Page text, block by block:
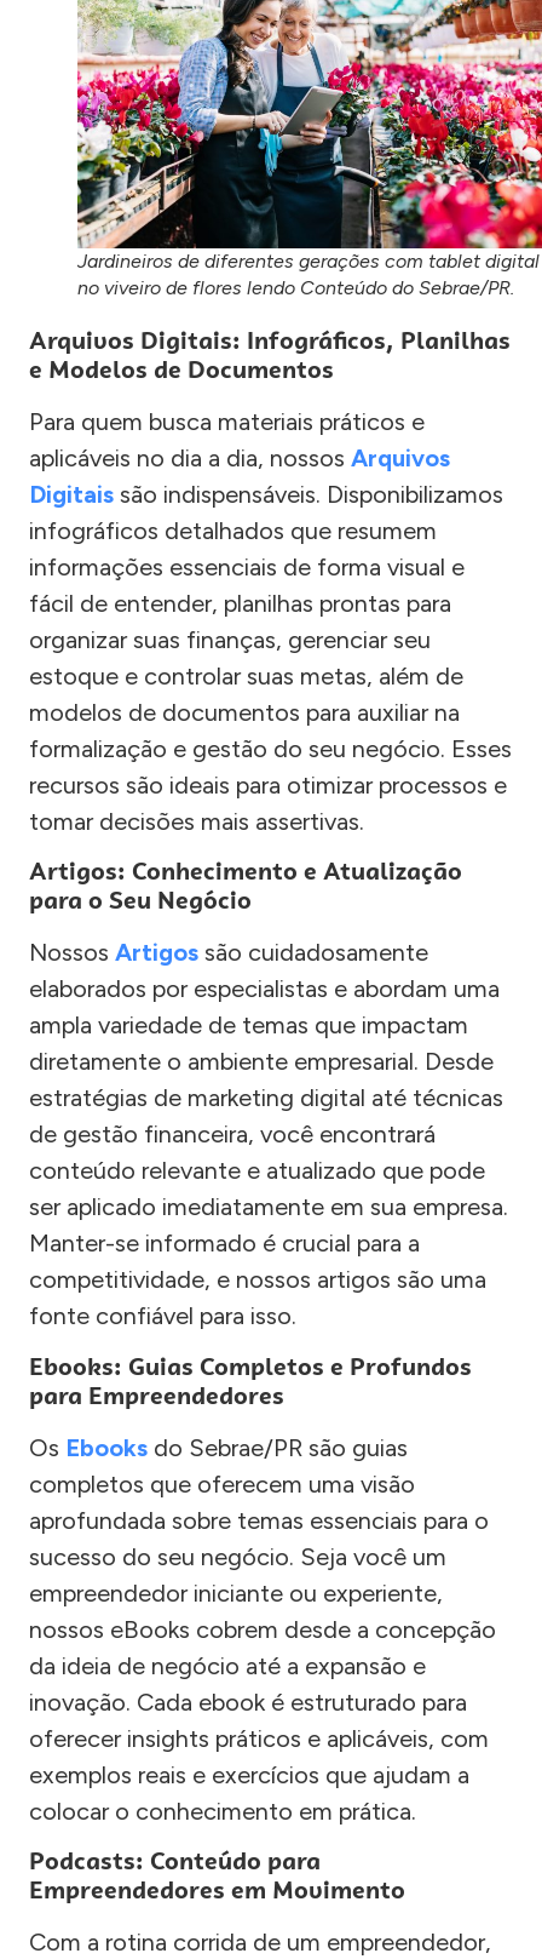
Jardineiros de diferentes gerações com tablet digital
no viveiro de flores lendo Conteúdo do Sebrae/PR.
Arquivos Digitais: Infográficos, Planilhas
e Modelos de Documentos
Para quem busca materiais práticos e
aplicáveis no dia a dia, nossos Arquivos
Digitais são indispensáveis. Disponibilizamos
infográficos detalhados que resumem
informações essenciais de forma visual e
fácil de entender, planilhas prontas para
organizar suas finanças, gerenciar seu
estoque e controlar suas metas, além de
modelos de documentos para auxiliar na
formalização e gestão do seu negócio. Esses
recursos são ideais para otimizar processos e
tomar decisões mais assertivas.
Artigos: Conhecimento e Atualização
para o Seu Negócio
Nossos Artigos são cuidadosamente
elaborados por especialistas e abordam uma
ampla variedade de temas que impactam
diretamente o ambiente empresarial. Desde
estratégias de marketing digital até técnicas
de gestão financeira, você encontrará
conteúdo relevante e atualizado que pode
ser aplicado imediatamente em sua empresa.
Manter-se informado é crucial para a
competitividade, e nossos artigos são uma
fonte confiável para isso.
Ebooks: Guias Completos e Profundos
para Empreendedores
Os Ebooks do Sebrae/PR são guias
completos que oferecem uma visão
aprofundada sobre temas essenciais para o
sucesso do seu negócio. Seja você um
empreendedor iniciante ou experiente,
nossos eBooks cobrem desde a concepção
da ideia de negócio até a expansão e
inovação. Cada ebook é estruturado para
oferecer insights práticos e aplicáveis, com
exemplos reais e exercícios que ajudam a
colocar o conhecimento em prática.
Podcasts: Conteúdo para
Empreendedores em Movimento
Com a rotina corrida de um empreendedor,